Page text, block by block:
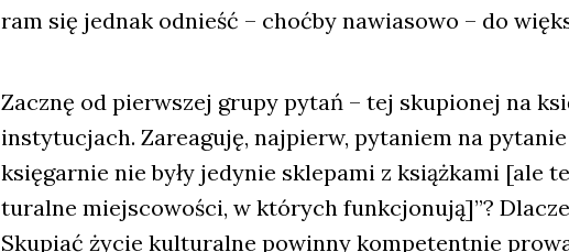
ram się jed­nak odnieść – choć­by nawia­so­wo – do
Zacznę od pierw­szej gru­py pytań – tej sku­pio­nej na
insty­tu­cjach. Zare­agu­ję, naj­pierw, pyta­niem na
księ­gar­nie nie były jedy­nie skle­pa­mi z książ­ka­mi [ale
tu­ral­ne miej­sco­wo­ści, w któ­rych funk­cjo­nu­ją]”?
Sku­piać życie kul­tu­ral­ne powin­ny kom­pe­tent­nie